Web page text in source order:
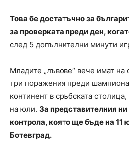
Това бе достатъчно за
за проверката преди ден,
след 5 допълнителни минути
Младите „лъвове“ вече имат на
три поражения преди
континент в сръбската
на юли. За представителния
контрола, която ще бъде на 11
Ботевград.